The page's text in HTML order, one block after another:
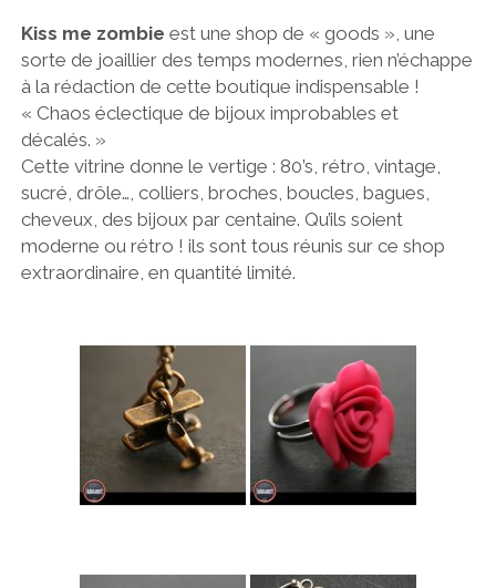
Kiss me zombie est une shop de « goods », une
sorte de joaillier des temps modernes, rien n’échappe
à la rédaction de cette boutique indispensable !
« Chaos éclectique de bijoux improbables et
décalés. »
Cette vitrine donne le vertige : 80’s, rétro, vintage,
sucré, drôle…, colliers, broches, boucles, bagues,
cheveux, des bijoux par centaine. Qu’ils soient
moderne ou rétro ! ils sont tous réunis sur ce shop
extraordinaire, en quantité limité.